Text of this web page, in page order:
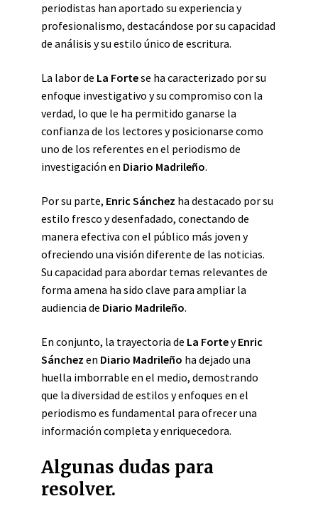
periodistas han aportado su experiencia y
profesionalismo, destacándose por su capacidad
de análisis y su estilo único de escritura.
La labor de La Fortese ha caracterizado por su
enfoque investigativo y su compromiso con la
verdad, lo que le ha permitido ganarse la
confianza de los lectores y posicionarse como
uno de los referentes en el periodismo de
investigación en Diario Madrileño.
Por su parte, Enric Sánchez ha destacado por su
estilo fresco y desenfadado, conectando de
manera efectiva con el público más joven y
ofreciendo una visión diferente de las noticias.
Su capacidad para abordar temas relevantes de
forma amena ha sido clave para ampliar la
audiencia de Diario Madrileño.
En conjunto, la trayectoria de La ForteyEnric
Sánchez en Diario Madrileño ha dejado una
huella imborrable en el medio, demostrando
que la diversidad de estilos y enfoques en el
periodismo es fundamental para ofrecer una
información completa y enriquecedora.
Algunas dudas para
resolver.